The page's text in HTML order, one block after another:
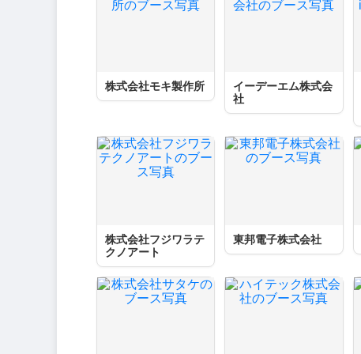
株式会社モキ製作所
イーデーエム株式会
社
株式会社フジワラテ
クノアート
東邦電子株式会社